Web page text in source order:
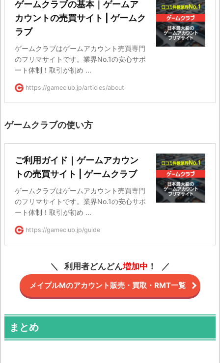
ゲームクラブの基本｜ゲームア
カウントの売買サイト | ゲームク
ラブ
ゲームクラブはゲームアカウント売買専門
のフリマサイトです。業界No.1の安心サポ
ート体制！取引が初め ...
https://gameclub.jp/articles/about
ゲームクラブの使い方
ご利用ガイド｜ゲームアカウン
トの売買サイト | ゲームクラブ
ゲームクラブはゲームアカウント売買専門
のフリマサイトです。業界No.1の安心サポ
ート体制！取引が初め ...
https://gameclub.jp/guide
利用者どんどん増加中 ！
メイプルMのアカウント販売・買取・RMT一覧
まとめ